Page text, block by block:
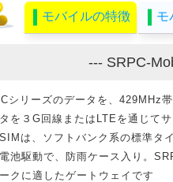
モバイルの特徴 モ
--- SRPC-
シリーズのデータを、429MHz
を３G回線またはLTEを通じてサ
は、ソフトバンク系の標準タイ
池駆動で、防雨ケース入り。
クに適したゲートウェイです